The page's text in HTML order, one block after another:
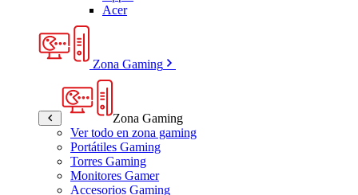
Acer
Zona Gaming
Zona Gaming
Ver todo en zona gaming
Portátiles Gaming
Torres Gaming
Monitores Gamer
Accesorios Gaming